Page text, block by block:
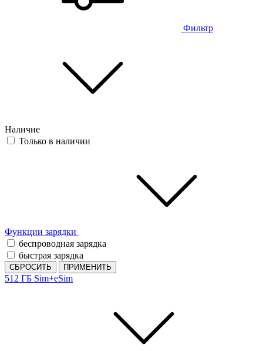
Фильтр
Наличие
Только в наличии
Функции зарядки
беспроводная зарядка
быстрая зарядка
СБРОСИТЬ ПРИМЕНИТЬ
512 ГБ Sim+eSim